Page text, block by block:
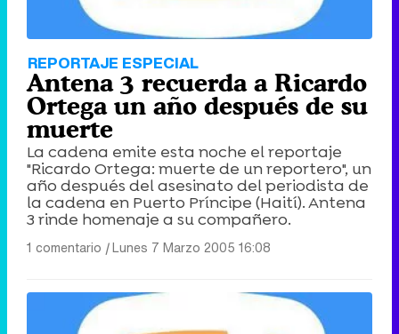
REPORTAJE ESPECIAL
Antena 3 recuerda a Ricardo
Ortega un año después de su
muerte
La cadena emite esta noche el reportaje
"Ricardo Ortega: muerte de un reportero", un
año después del asesinato del periodista de
la cadena en Puerto Príncipe (Haití). Antena
3 rinde homenaje a su compañero.
1 comentario |Lunes 7 Marzo 2005 16:08